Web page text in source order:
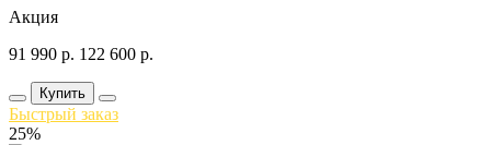
Акция
91 990 р. 122 600 р.
Купить
Быстрый заказ
25%